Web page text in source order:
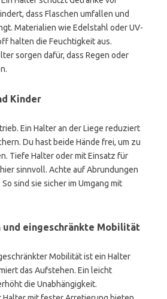
dass Flaschen umfallen und
Materialien wie Edelstahl oder UV-
halten die Feuchtigkeit aus.
sorgen dafür, dass Regen oder
Kinder
Ein Halter an der Liege reduziert
Du hast beide Hände frei, um zu
Tiefe Halter oder mit Einsatz für
sinnvoll. Achte auf Abrundungen
sind sie sicher im Umgang mit
und eingeschränkte Mobilität
Mobilität ist ein Halter
das Aufstehen. Ein leicht
die Unabhängigkeit.